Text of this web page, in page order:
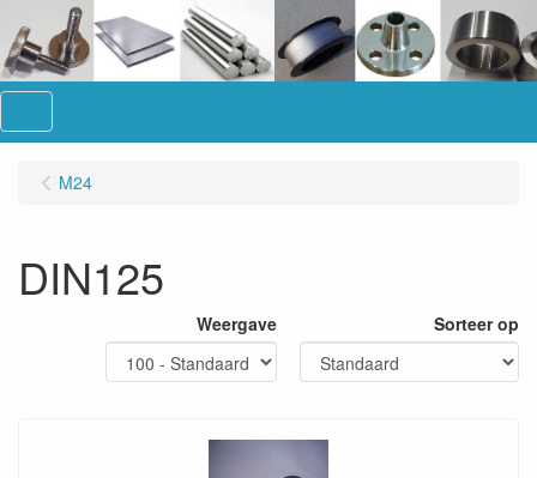
M24
DIN125
Weergave Sorteer op